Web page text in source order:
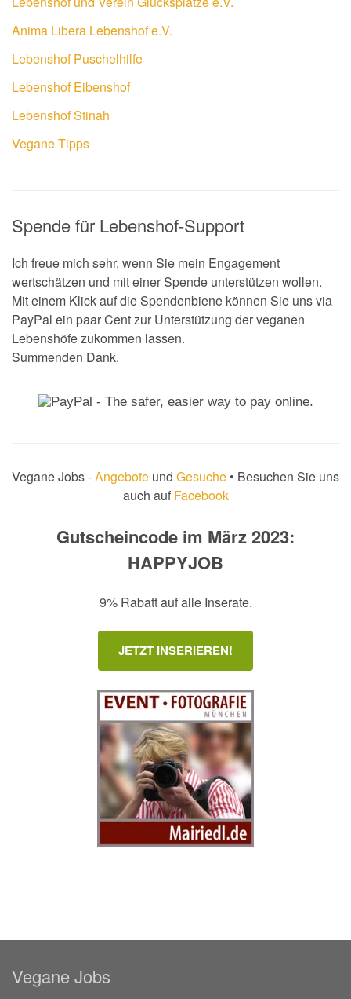
Anima Libera Lebenshof e.V.
Lebenshof Puschelhilfe
Lebenshof Eibenshof
Lebenshof Stinah
Vegane Tipps
Spende für Lebenshof-Support
Ich freue mich sehr, wenn Sie mein Engagement
wertschätzen und mit einer Spende unterstützen wollen.
Mit einem Klick auf die Spendenbiene können Sie uns via
PayPal ein paar Cent zur Unterstützung der veganen
Lebenshöfe zukommen lassen.
Summenden Dank.
Vegane Jobs -Angebote und Gesuche • Besuchen Sie uns
auch auf Facebook
Gutscheincode im März 2023:
HAPPYJOB
9% Rabatt auf alle Inserate.
JETZT INSERIEREN!
Vegane Jobs